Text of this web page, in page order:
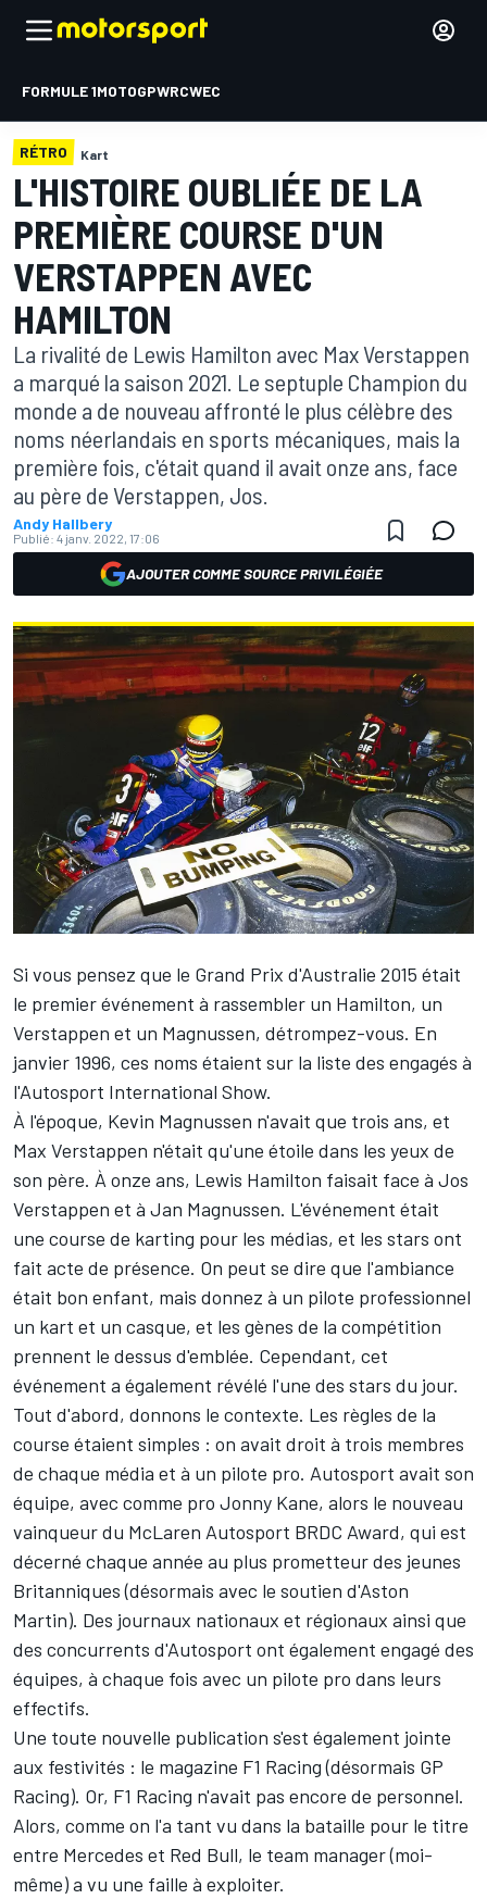
FORMULE 1MOTOGPWRCWEC
RÉTRO Kart
L'HISTOIRE OUBLIÉE DE LA
PREMIÈRE COURSE D'UN
VERSTAPPEN AVEC
HAMILTON
La rivalité de Lewis Hamilton avec Max Verstappen
a marqué la saison 2021. Le septuple Champion du
monde a de nouveau affronté le plus célèbre des
noms néerlandais en sports mécaniques, mais la
première fois, c'était quand il avait onze ans, face
au père de Verstappen, Jos.
Andy Hallbery
Publié: 4 janv. 2022, 17:06
AJOUTER COMME SOURCE PRIVILÉGIÉE
Si vous pensez que le Grand Prix d'Australie 2015 était
le premier événement à rassembler un Hamilton, un
Verstappen et un Magnussen, détrompez-vous. En
janvier 1996, ces noms étaient sur la liste des engagés à
l'Autosport International Show.
À l'époque, Kevin Magnussen n'avait que trois ans, et
Max Verstappen n'était qu'une étoile dans les yeux de
son père. À onze ans, Lewis Hamilton faisait face à Jos
Verstappen et à Jan Magnussen. L'événement était
une course de karting pour les médias, et les stars ont
fait acte de présence. On peut se dire que l'ambiance
était bon enfant, mais donnez à un pilote professionnel
un kart et un casque, et les gènes de la compétition
prennent le dessus d'emblée. Cependant, cet
événement a également révélé l'une des stars du jour.
Tout d'abord, donnons le contexte. Les règles de la
course étaient simples : on avait droit à trois membres
de chaque média et à un pilote pro. Autosport avait son
équipe, avec comme pro Jonny Kane, alors le nouveau
vainqueur du McLaren Autosport BRDC Award, qui est
décerné chaque année au plus prometteur des jeunes
Britanniques (désormais avec le soutien d'Aston
Martin). Des journaux nationaux et régionaux ainsi que
des concurrents d'Autosport ont également engagé des
équipes, à chaque fois avec un pilote pro dans leurs
effectifs.
Une toute nouvelle publication s'est également jointe
aux festivités : le magazine F1 Racing (désormais GP
Racing). Or, F1 Racing n'avait pas encore de personnel.
Alors, comme on l'a tant vu dans la bataille pour le titre
entre Mercedes et Red Bull, le team manager (moi-
même) a vu une faille à exploiter.